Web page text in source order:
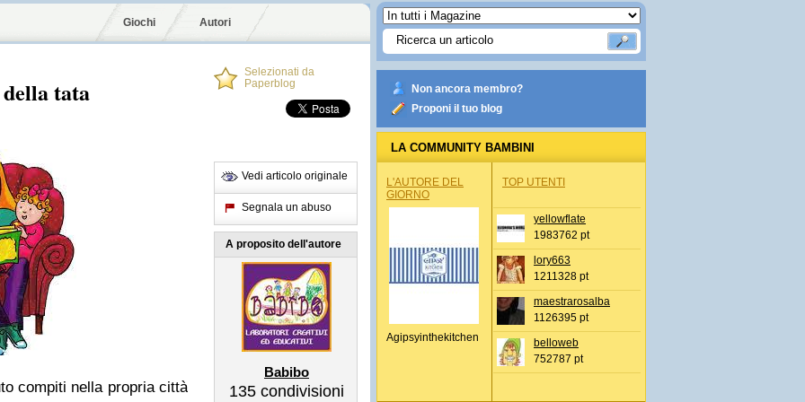
Giochi Autori
tata
compiti nella propria città
Selezionati da
Paperblog
Vedi articolo originale
Segnala un abuso
A proposito dell'autore
Babibo
135 condivisioni
Non ancora membro?
Proponi il tuo blog
LA COMMUNITY BAMBINI
L'AUTORE DEL
GIORNO
Agipsyinthekitchen
TOP UTENTI
yellowflate
1983762 pt
lory663
1211328 pt
maestrarosalba
1126395 pt
belloweb
752787 pt